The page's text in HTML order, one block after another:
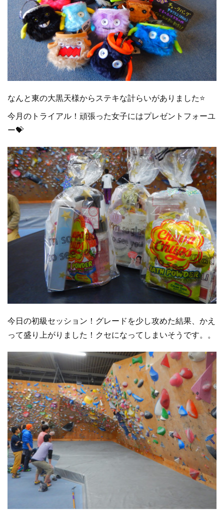
なんと東の大黒天様からステキな計らいがありました⭐
今月のトライアル！頑張った女子にはプレゼントフォーユ
ー💝
今日の初級セッション！グレードを少し攻めた結果、かえ
って盛り上がりました！クセになってしまいそうです。。